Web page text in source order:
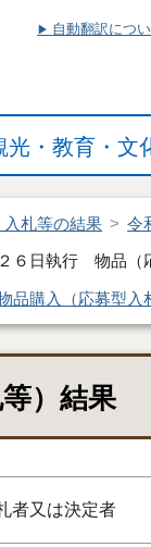
自動翻訳につ
光・教育・文
札等の結果 令
６日執行 物品（
品購入（応募型入
）結果
者又は決定者